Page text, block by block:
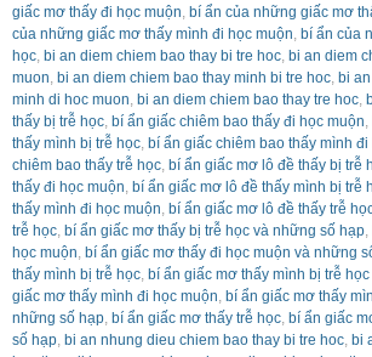
giấc mơ thấy đi học muộn, bí ẩn của những giấc mơ
của những giấc mơ thấy mình đi học muộn, bí ẩn của
học, bi an diem chiem bao thay bi tre hoc, bi an diem
muon, bi an diem chiem bao thay minh bi tre hoc, bi
minh di hoc muon, bi an diem chiem bao thay tre hoc,
thấy bị trễ học, bí ẩn giấc chiêm bao thấy đi học muộn,
thấy mình bị trễ học, bí ẩn giấc chiêm bao thấy mình đi
chiêm bao thấy trễ học, bí ẩn giấc mơ lô đề thấy bị trễ
thấy đi học muộn, bí ẩn giấc mơ lô đề thấy mình bị trễ
thấy mình đi học muộn, bí ẩn giấc mơ lô đề thấy trễ
trễ học, bí ẩn giấc mơ thấy bị trễ học và những số hạp,
học muộn, bí ẩn giấc mơ thấy đi học muộn và những
thấy mình bị trễ học, bí ẩn giấc mơ thấy mình bị trễ
giấc mơ thấy mình đi học muộn, bí ẩn giấc mơ thấy
những số hạp, bí ẩn giấc mơ thấy trễ học, bí ẩn giấc
số hạp, bi an nhung dieu chiem bao thay bi tre hoc, bi